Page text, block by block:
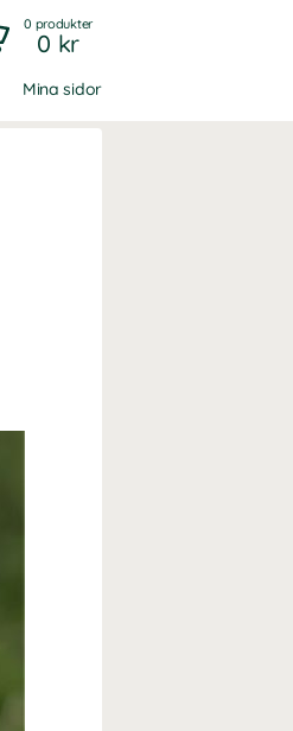
0 produkter
0 kr
Mina sidor